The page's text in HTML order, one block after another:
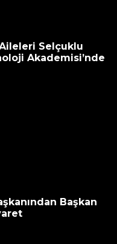
Selçuklu
Akademisi’nde
Başkan